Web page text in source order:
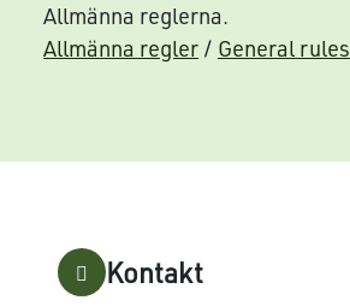
Allmänna reglerna.
Allmänna regler / General rules
Kontakt